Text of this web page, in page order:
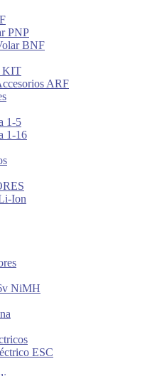
PNP
BNF
KIT
ARF
1-5
1-16
Ion
NiMH
ESC